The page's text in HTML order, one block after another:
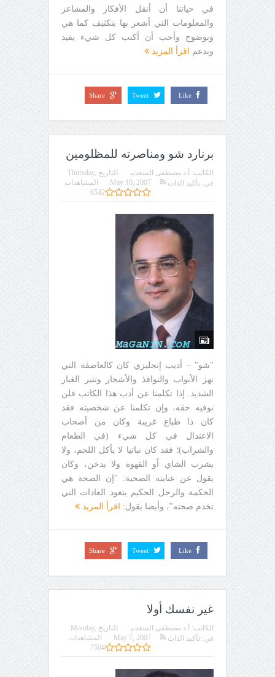
في حياتنا أن أنقل الأفكار والمشاعر
والمعلومات التي أشعر بها بتكثيف كما هي
وبوضوح وأحب أن أكتب كل شيء يفيد
ويدعم
اقرأ المزيد
Like
Tweet
Share
برنارد شو ومناصرته للمظلومين
الكاتب: أ.د مصطفى السعدني التاريخ Thursday,
May 10, 2007
في: تأكيد الذات
المشاهدات
6542
"شو" – أديب إنجليزي كان كالعاصفة التي
تهز الأبواب والنوافذ والأشجار وتثير الغبار
الشديد. إذا تكلمنا عن أدب هذا الكاتب فلن
نوفيه حقه، وإن تكلمنا عن شخصيته فقد
كان ذا طباع غريبة وكان من أصحاب
الاعتدال في كل شيء (في الطعام
والشراب)؛ فقد كان نباتيا لا يأكل اللحم، ولا
يشرب الشاي أو القهوة ولا يدخن، وكان
يقول عن عنايته الصحية: "إن الصحة هي
الحكمة والرجل الحكيم يتعود العادات التي
تخدم صحته"، وأيضا يقول:
اقرأ المزيد
Like
Tweet
Share
غير نفسك أولا
الكاتب: أ.د مصطفى السعدني التاريخ Monday,
May 7, 2007
في: تأكيد الذات
المشاهدات
7504